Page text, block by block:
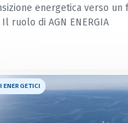
energetica verso un
ruolo di AGN ENERGIA
ENERGETICI